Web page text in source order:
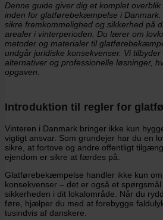
Denne guide giver dig et komplet
inden for glatførebekæmpelse i
sikre fremkommelighed og sikkerhed på
arealer i vinterperioden. Du lærer om
metoder og materialer til
undgår juridiske konsekvenser. Vi
alternativer og professionelle løsninger,
opgaven.
Introduktion til regler for
Vinteren i Danmark bringer ikke kun
vigtigt ansvar. Som grundejer har du en
sikre, at fortove og andre offentligt
ejendom er sikre at færdes på.
Glatførebekæmpelse handler ikke kun
konsekvenser – det er også et
sikkerheden i dit lokalområde. Når du
føre, hjælper du med at forebygge
tusindvis af danskere.